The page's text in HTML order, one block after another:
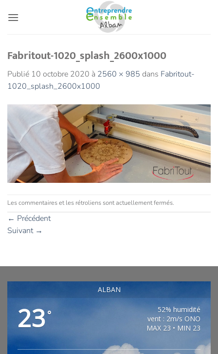
Fabritout-1020_splash_2600x1000
Publié 10 octobre 2020 à 2560 × 985 dans Fabritout-
1020_splash_2600x1000
Les commentaires et les rétroliens sont actuellement fermés.
← Précédent
Suivant →
ALBAN
23°
52% humidité
vent : 2m/s ONO
MAX 23 • MIN 23